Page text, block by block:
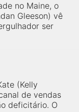
no Maine, o
Gleeson) vê
ser
(Kelly
de vendas
deficitário. O